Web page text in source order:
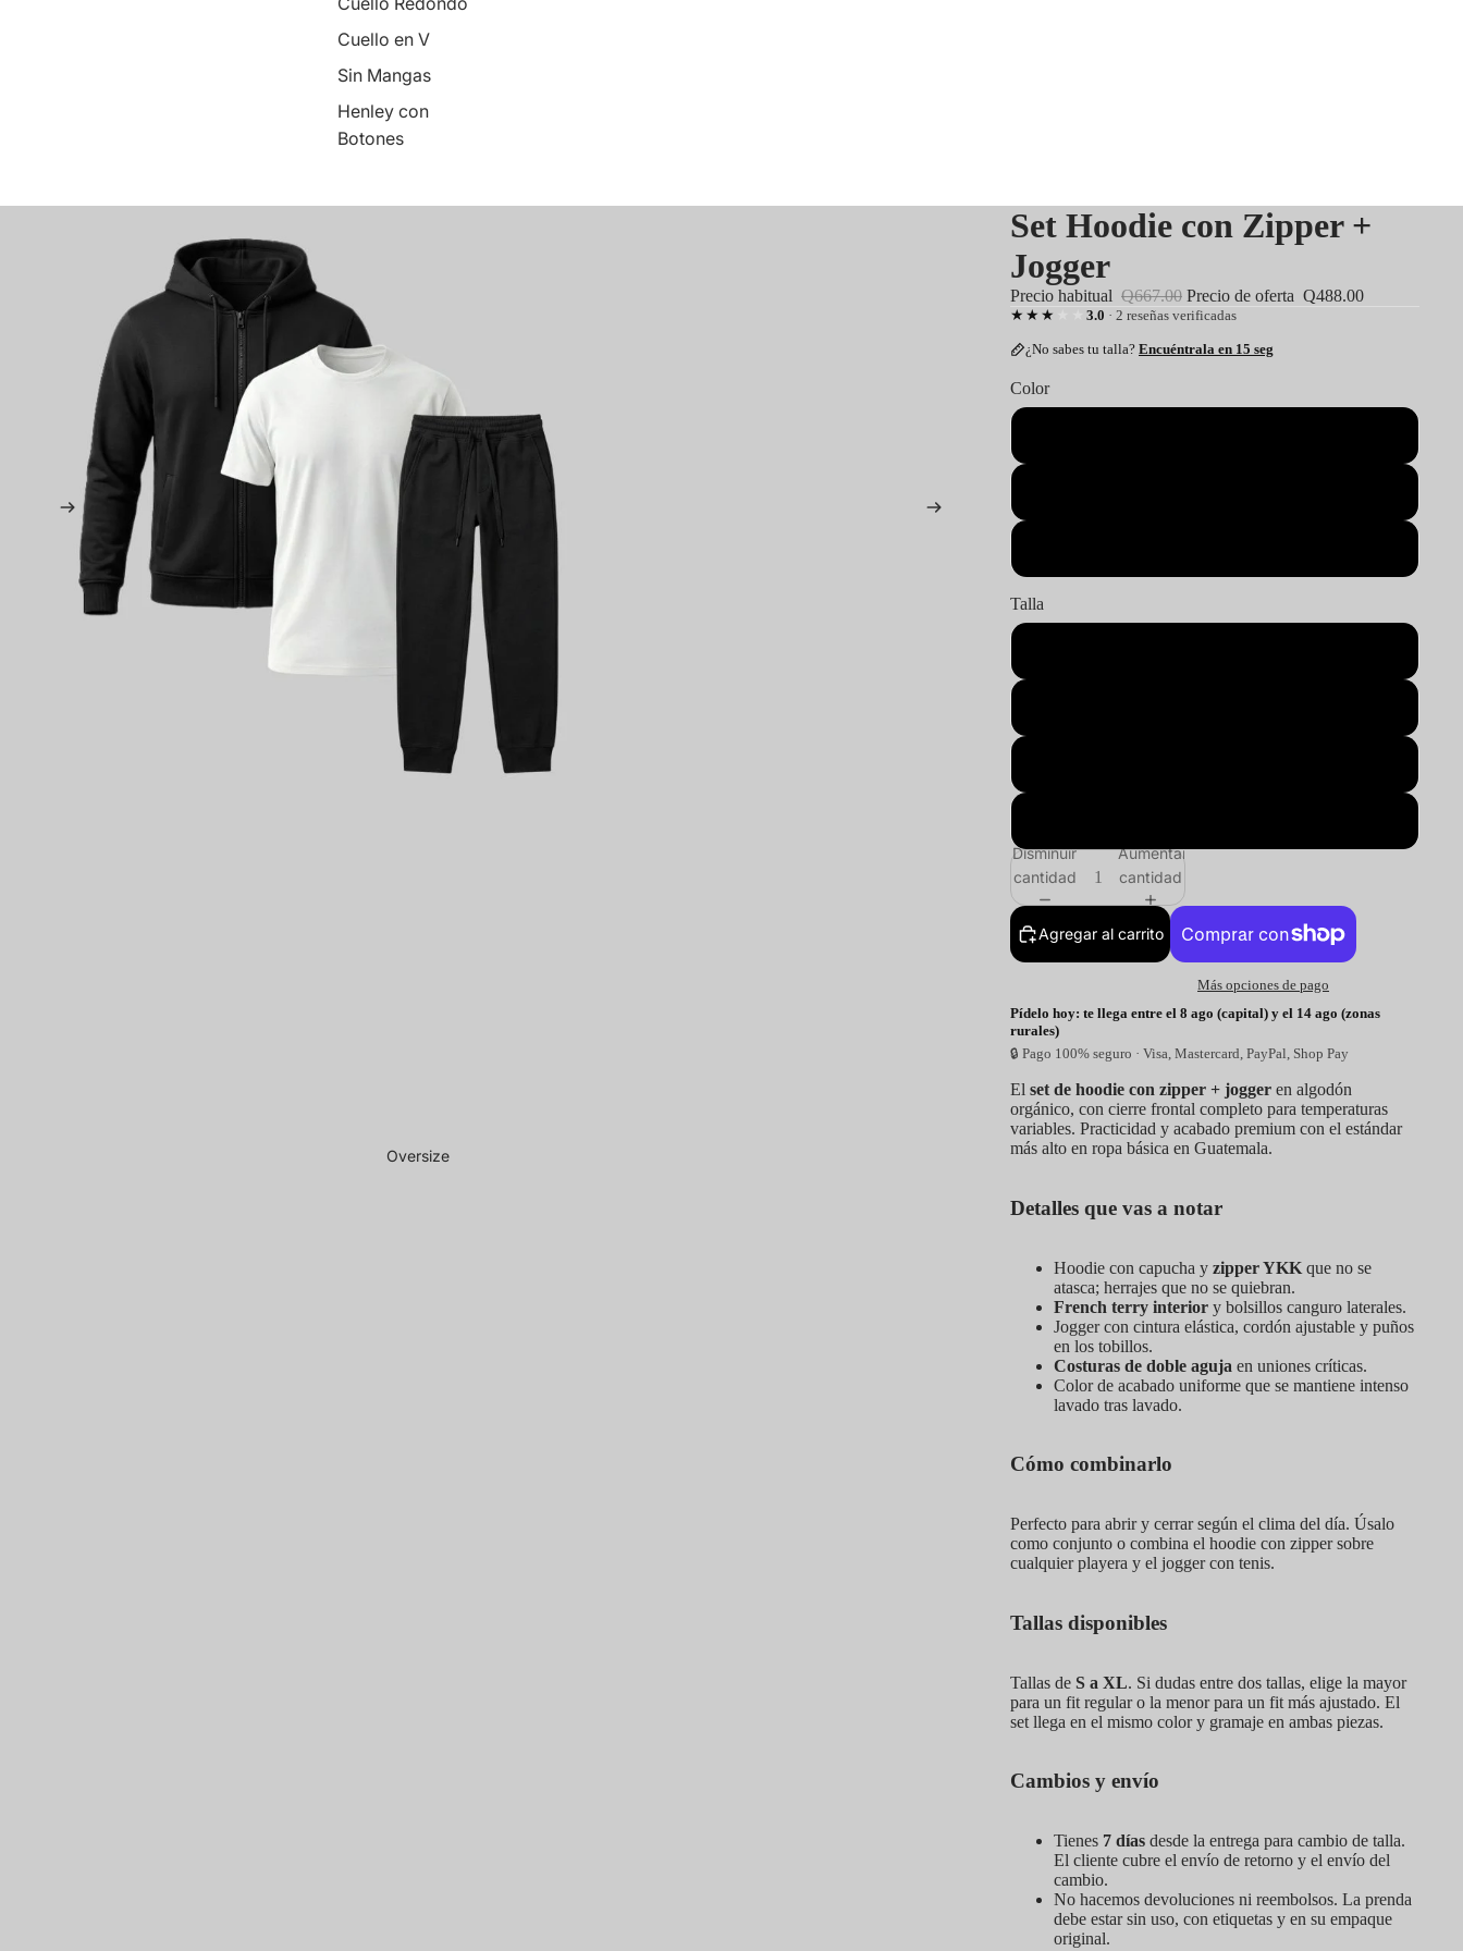
Cuello en V
Sin Mangas
Henley con
Botones
Oversize
Set Hoodie con Zipper +
Jogger
Precio habitual Q667.00 Precio de oferta Q488.00
★★★★★ 3.0 · 2 reseñas verificadas
¿No sabes tu talla? Encuéntrala en 15 seg
Color
Talla
Disminuir
cantidad
Aumentar
cantidad
Agregar al carrito
Más opciones de pago
Pídelo hoy: te llega entre el 8 ago (capital) y el 14 ago (zonas
rurales)
🔒 Pago 100% seguro · Visa, Mastercard, PayPal, Shop Pay
El set de hoodie con zipper + jogger en algodón
orgánico, con cierre frontal completo para temperaturas
variables. Practicidad y acabado premium con el estándar
más alto en ropa básica en Guatemala.
Detalles que vas a notar
Hoodie con capucha y zipper YKK que no se
atasca; herrajes que no se quiebran.
French terry interior y bolsillos canguro laterales.
Jogger con cintura elástica, cordón ajustable y puños
en los tobillos.
Costuras de doble aguja en uniones críticas.
Color de acabado uniforme que se mantiene intenso
lavado tras lavado.
Cómo combinarlo
Perfecto para abrir y cerrar según el clima del día. Úsalo
como conjunto o combina el hoodie con zipper sobre
cualquier playera y el jogger con tenis.
Tallas disponibles
Tallas de S a XL. Si dudas entre dos tallas, elige la mayor
para un fit regular o la menor para un fit más ajustado. El
set llega en el mismo color y gramaje en ambas piezas.
Cambios y envío
Tienes 7 días desde la entrega para cambio de talla.
El cliente cubre el envío de retorno y el envío del
cambio.
No hacemos devoluciones ni reembolsos. La prenda
debe estar sin uso, con etiquetas y en su empaque
original.